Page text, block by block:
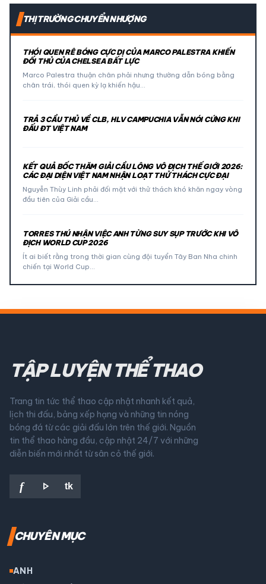
THỊ TRƯỜNG CHUYỂN NHƯỢNG
THÓI QUEN RÊ BÓNG CỰC DỊ CỦA MARCO PALESTRA KHIẾN
ĐỐI THỦ CỦA CHELSEA BẤT LỰC
Marco Palestra thuận chân phải nhưng thường dẫn bóng bằng
chân trái, thói quen kỳ lạ khiến hậu…
TRẢ 3 CẦU THỦ VỀ CLB, HLV CAMPUCHIA VẪN NÓI CỨNG KHI
ĐẤU ĐT VIỆT NAM
KẾT QUẢ BỐC THĂM GIẢI CẦU LÔNG VÔ ĐỊCH THẾ GIỚI 2026:
CÁC ĐẠI DIỆN VIỆT NAM NHẬN LOẠT THỬ THÁCH CỰC ĐẠI
Nguyễn Thùy Linh phải đối mặt với thử thách khó khăn ngay vòng
đầu tiên của Giải cầu…
TORRES THÚ NHẬN VIỆC ANH TỪNG SUY SỤP TRƯỚC KHI VÔ
ĐỊCH WORLD CUP 2026
Ít ai biết rằng trong thời gian cùng đội tuyển Tây Ban Nha chinh
chiến tại World Cup…
TẬP LUYỆN THỂ THAO
Trang tin tức thể thao cập nhật nhanh kết quả,
lịch thi đấu, bảng xếp hạng và những tin nóng
bóng đá từ các giải đấu lớn trên thế giới. Nguồn
tin thể thao hàng đầu, cập nhật 24/7 với những
diễn biến mới nhất từ sân cỏ thế giới.
f play_arrow tk
CHUYÊN MỤC
ANH